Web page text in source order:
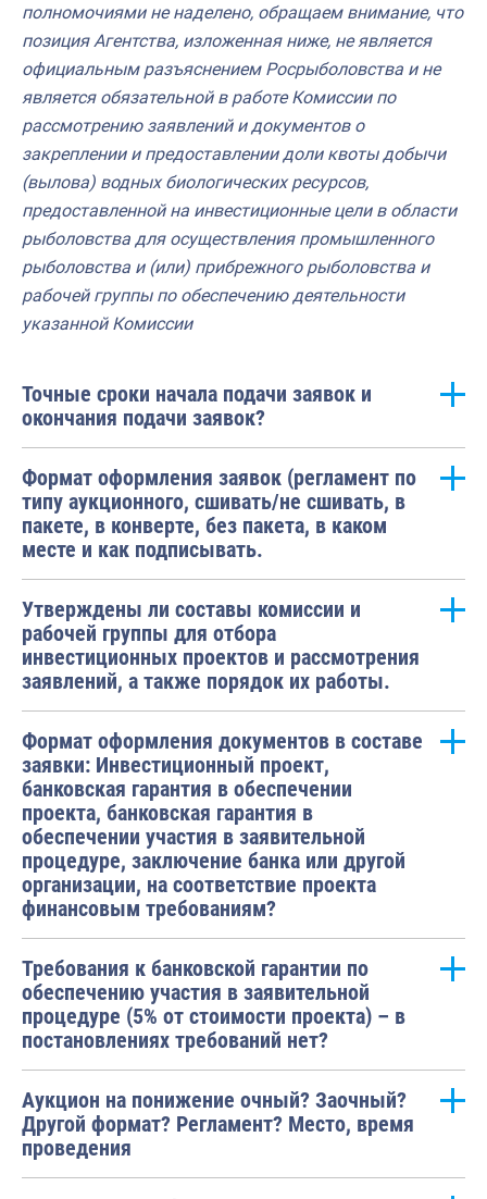
полномочиями не наделено, обращаем внимание, что
позиция Агентства, изложенная ниже, не является
официальным разъяснением Росрыболовства и не
является обязательной в работе Комиссии по
рассмотрению заявлений и документов о
закреплении и предоставлении доли квоты добычи
(вылова) водных биологических ресурсов,
предоставленной на инвестиционные цели в области
рыболовства для осуществления промышленного
рыболовства и (или) прибрежного рыболовства и
рабочей группы по обеспечению деятельности
указанной Комиссии
Точные сроки начала подачи заявок и
окончания подачи заявок?
Формат оформления заявок (регламент по
типу аукционного, сшивать/не сшивать, в
пакете, в конверте, без пакета, в каком
месте и как подписывать.
Утверждены ли составы комиссии и
рабочей группы для отбора
инвестиционных проектов и рассмотрения
заявлений, а также порядок их работы.
Формат оформления документов в составе
заявки: Инвестиционный проект,
банковская гарантия в обеспечении
проекта, банковская гарантия в
обеспечении участия в заявительной
процедуре, заключение банка или другой
организации, на соответствие проекта
финансовым требованиям?
Требования к банковской гарантии по
обеспечению участия в заявительной
процедуре (5% от стоимости проекта) – в
постановлениях требований нет?
Аукцион на понижение очный? Заочный?
Другой формат? Регламент? Место, время
проведения